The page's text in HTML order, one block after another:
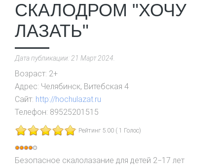
СКАЛОДРОМ "ХОЧУ
ЛАЗАТЬ"
Дата публикации: 21 Март 2024
Возраст: 2+
Адрес: Челябинск, Витебская 4
Сайт: http://hochulazat.ru
Телефон: 89525201515
Рейтинг 5.00 ( 1 Голос)
Рейтинг:
4/5
Безопасное скалолазание для детей 2−17 лет